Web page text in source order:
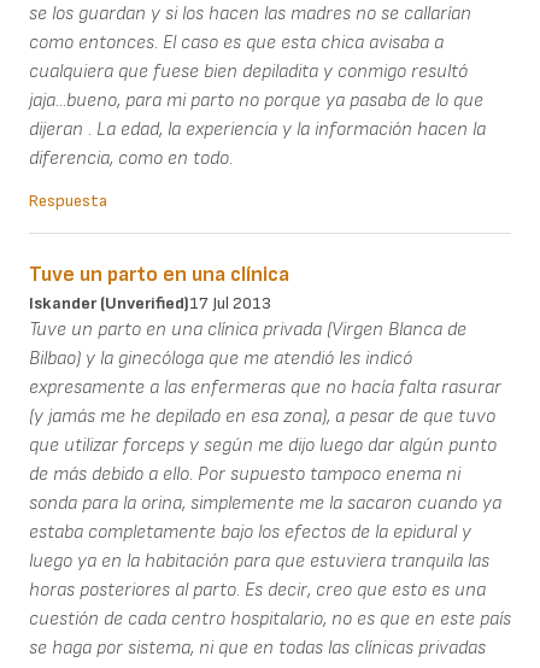
se los guardan y si los hacen las madres no se callarían
como entonces. El caso es que esta chica avisaba a
cualquiera que fuese bien depiladita y conmigo resultó
jaja...bueno, para mi parto no porque ya pasaba de lo que
dijeran . La edad, la experiencia y la información hacen la
diferencia, como en todo.
Respuesta
Tuve un parto en una clínica
Iskander (unverified)17 Jul 2013
Tuve un parto en una clínica privada (Virgen Blanca de
Bilbao) y la ginecóloga que me atendió les indicó
expresamente a las enfermeras que no hacía falta rasurar
(y jamás me he depilado en esa zona), a pesar de que tuvo
que utilizar forceps y según me dijo luego dar algún punto
de más debido a ello. Por supuesto tampoco enema ni
sonda para la orina, simplemente me la sacaron cuando ya
estaba completamente bajo los efectos de la epidural y
luego ya en la habitación para que estuviera tranquila las
horas posteriores al parto. Es decir, creo que esto es una
cuestión de cada centro hospitalario, no es que en este país
se haga por sistema, ni que en todas las clínicas privadas